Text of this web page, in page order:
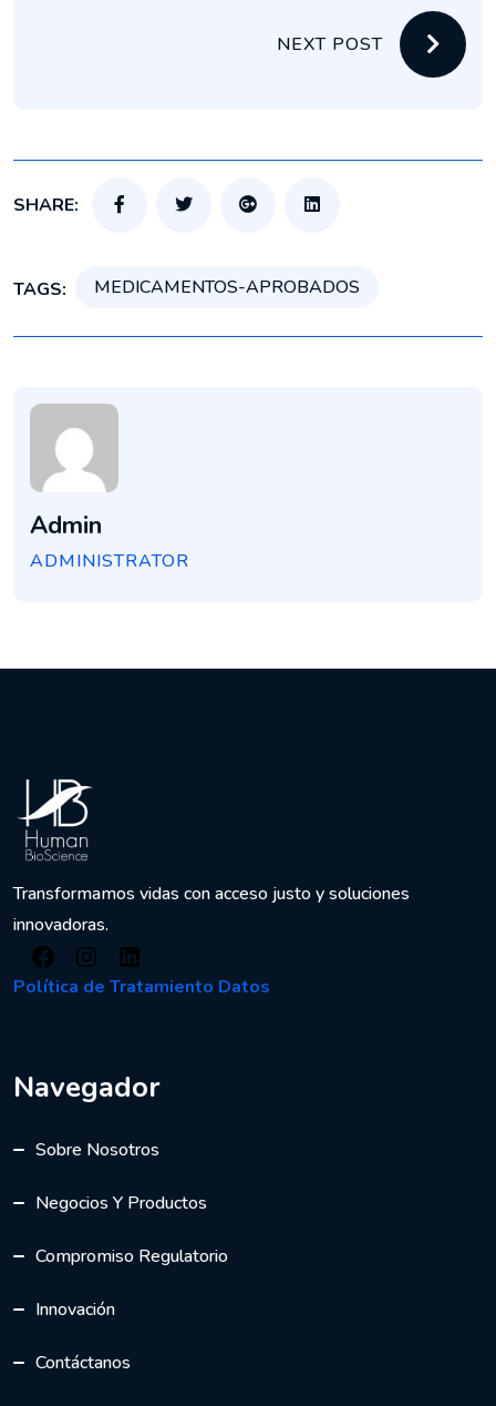
NEXT POST
SHARE:
TAGS: MEDICAMENTOS-APROBADOS
Admin
ADMINISTRATOR
Transformamos vidas con acceso justo y soluciones
innovadoras.
Política de Tratamiento Datos
Navegador
Sobre Nosotros
Negocios Y Productos
Compromiso Regulatorio
Innovación
Contáctanos